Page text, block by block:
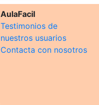
AulaFacil
Testimonios de
nuestros usuarios
Contacta con nosotros